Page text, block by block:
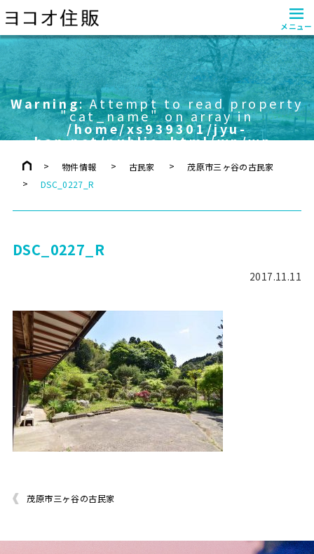
≡
メニュー
Warning: Attempt to read property
"cat_name" on array in
/home/xs939301/jyu-
han.net/public_html/wp/wp-
on line757
物件情報 古民家
茂原市三ヶ谷の古民家
DSC_0227_R
DSC_0227_R
2017.11.11
茂原市三ヶ谷の古民家